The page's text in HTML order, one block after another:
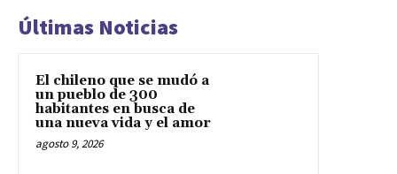
Últimas Noticias
El chileno que se mudó a
un pueblo de 300
habitantes en busca de
una nueva vida y el amor
agosto 9, 2026